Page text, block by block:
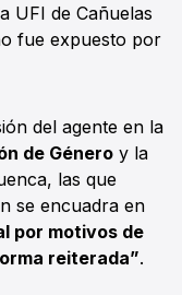
UFI de Cañuelas
fue expuesto por
del agente en la
de Género y la
las que
se encuadra en
por motivos de
reiterada”.